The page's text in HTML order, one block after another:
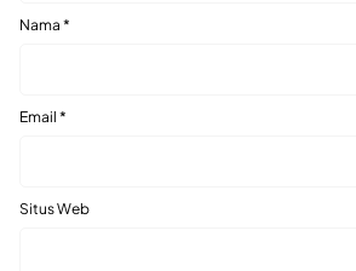
Nama *
Email *
Situs Web